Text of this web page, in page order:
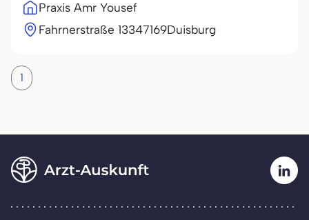
Praxis Amr Yousef
Fahrnerstraße 13347169Duisburg
1